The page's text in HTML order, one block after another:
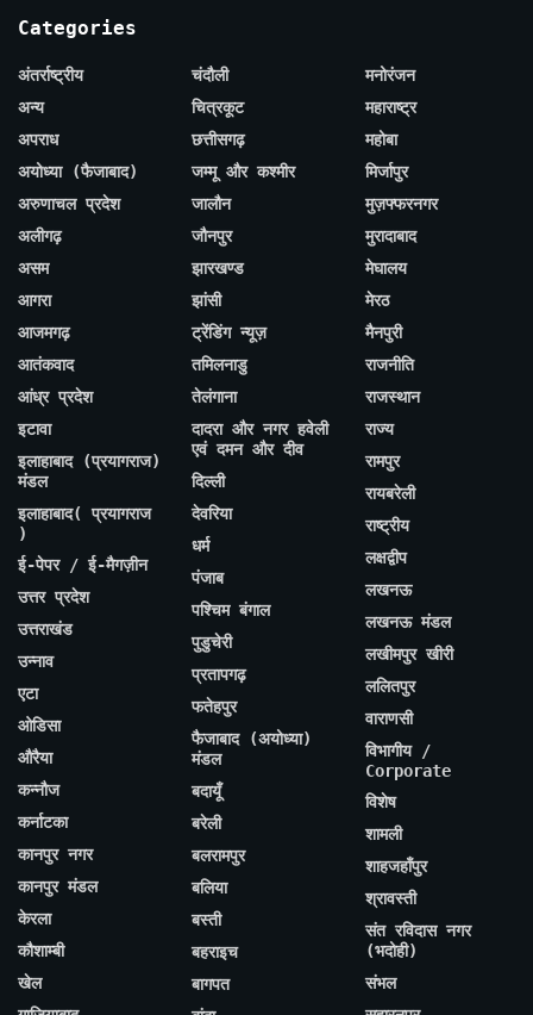
Categories
अंतर्राष्ट्रीय
अन्य
अपराध
अयोध्या (फैजाबाद)
अरुणाचल प्रदेश
अलीगढ़
असम
आगरा
आजमगढ़
आतंकवाद
आंध्र प्रदेश
इटावा
इलाहाबाद (प्रयागराज)
मंडल
इलाहाबाद( प्रयागराज
)
ई-पेपर / ई-मैगज़ीन
उत्तर प्रदेश
उत्तराखंड
उन्नाव
एटा
ओडिसा
औरैया
कन्नौज
कर्नाटका
कानपुर नगर
कानपुर मंडल
केरला
कौशाम्बी
खेल
चंदौली
चित्रकूट
छत्तीसगढ़
जम्मू और कश्मीर
जालौन
जौनपुर
झारखण्ड
झांसी
ट्रेंडिंग न्यूज़
तमिलनाडु
तेलंगाना
दादरा और नगर हवेली
एवं दमन और दीव
दिल्ली
देवरिया
धर्म
पंजाब
पश्चिम बंगाल
पुडुचेरी
प्रतापगढ़
फतेहपुर
फैजाबाद (अयोध्या)
मंडल
बदायूँ
बरेली
बलरामपुर
बलिया
बस्ती
बहराइच
बागपत
मनोरंजन
महाराष्ट्र
महोबा
मिर्जापुर
मुज़फ्फरनगर
मुरादाबाद
मेघालय
मेरठ
मैनपुरी
राजनीति
राजस्थान
राज्य
रामपुर
रायबरेली
राष्ट्रीय
लक्षद्वीप
लखनऊ
लखनऊ मंडल
लखीमपुर खीरी
ललितपुर
वाराणसी
विभागीय /
Corporate
विशेष
शामली
शाहजहाँपुर
श्रावस्ती
संत रविदास नगर
(भदोही)
संभल